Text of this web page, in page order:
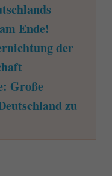
Ende!
der
Große
zu